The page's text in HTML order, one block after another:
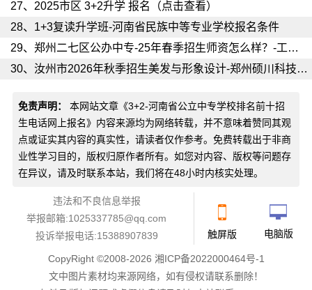
27、 2025市区 3+2升学 报名（点击查看）
28、 1+3复读升学班-河南省民族中等专业学校报名条件
29、 郑州二七区公办中专-25年春季招生师资怎么样？-工业中专学校
30、 汝州市2026年秋季招生美发与形象设计-郑州硕川科技中等专业学校
免责声明： 本网站文章《3+2-河南省公立中专学校排名前十招
生电话网上报名》内容来源均为网络转载，并不意味着赞同其观
点或证实其内容的真实性，请读者仅作参考。免费转载出于非商
业性学习目的，版权归原作者所有。如您对内容、版权等问题存
在异议，请及时联系本站，我们将在48小时内核实处理。
违法和不良信息举报
举报邮箱:1025337785@qq.com
投诉举报电话:15388907839
触屏版 电脑版
CopyRight ©2008-2026 湘ICP备2022000464号-1
文中图片素材均来源网络，如有侵权请联系删除！